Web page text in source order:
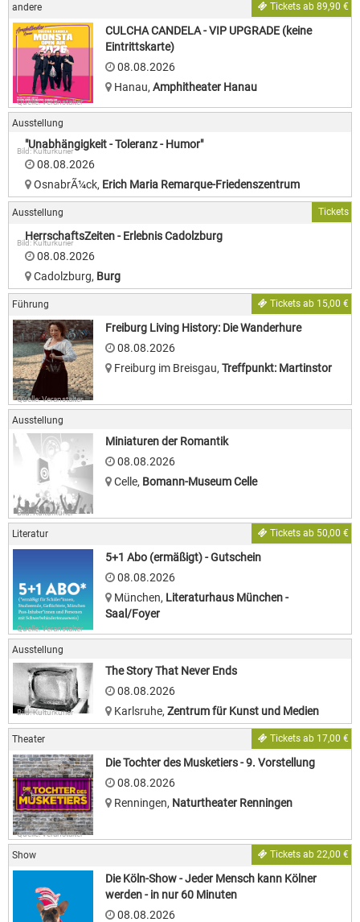
andere Tickets ab 89,90 €
Quelle: Veranstalter
CULCHA CANDELA - VIP UPGRADE (keine
Eintrittskarte)
08.08.2026
Hanau, Amphitheater Hanau
Ausstellung
Bild: Kulturkurier
"Unabhängigkeit - Toleranz - Humor"
08.08.2026
OsnabrÃ¼ck, Erich Maria Remarque-Friedenszentrum
Ausstellung Tickets
Bild: Kulturkurier
HerrschaftsZeiten - Erlebnis Cadolzburg
08.08.2026
Cadolzburg, Burg
Führung Tickets ab 15,00 €
Quelle: Veranstalter
Freiburg Living History: Die Wanderhure
08.08.2026
Freiburg im Breisgau, Treffpunkt: Martinstor
Ausstellung
Bild: Kulturkurier
Miniaturen der Romantik
08.08.2026
Celle, Bomann-Museum Celle
Literatur Tickets ab 50,00 €
Quelle: Veranstalter
5+1 Abo (ermäßigt) - Gutschein
08.08.2026
München, Literaturhaus München -
Saal/Foyer
Ausstellung
Bild: Kulturkurier
The Story That Never Ends
08.08.2026
Karlsruhe, Zentrum für Kunst und Medien
Theater Tickets ab 17,00 €
Quelle: Veranstalter
Die Tochter des Musketiers - 9. Vorstellung
08.08.2026
Renningen, Naturtheater Renningen
Show Tickets ab 22,00 €
Die Köln-Show - Jeder Mensch kann Kölner
werden - in nur 60 Minuten
08.08.2026